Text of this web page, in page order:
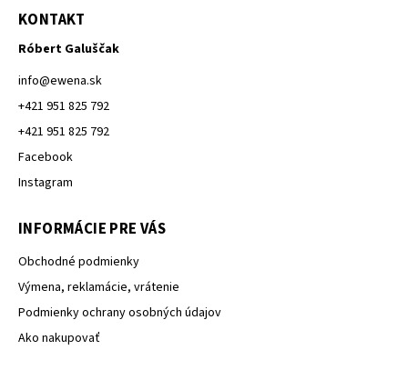
KONTAKT
Róbert Galuščak
info@ewena.sk
+421 951 825 792
+421 951 825 792
Facebook
Instagram
INFORMÁCIE PRE VÁS
Obchodné podmienky
Výmena, reklamácie, vrátenie
Podmienky ochrany osobných údajov
Ako nakupovať